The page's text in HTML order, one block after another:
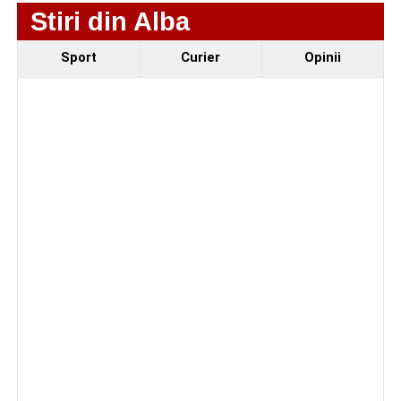
4–6 septembrie 2026: Prima ediție a Transylvania
Fest, la Cetatea Greavilor din Gârbova
Stiri din Alba
Sport Curier Opinii